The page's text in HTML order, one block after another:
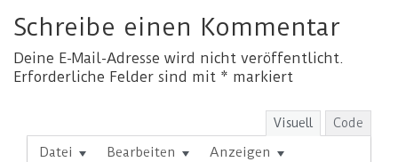
Schreibe einen Kommentar
Deine E-Mail-Adresse wird nicht veröffentlicht.
Erforderliche Felder sind mit * markiert
Visuell Code
Datei Bearbeiten
Anzeigen